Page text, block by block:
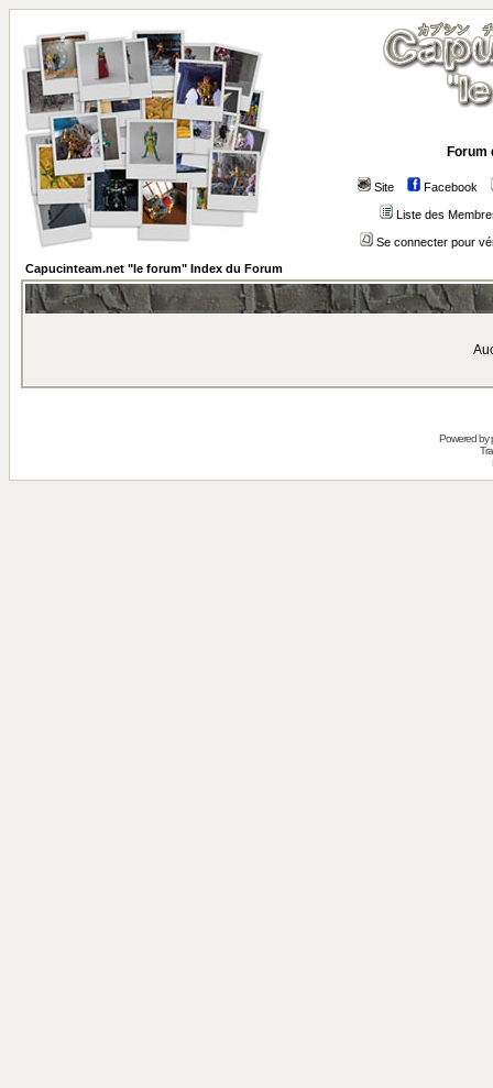
Forum
Site Facebook
Liste des
Se connecter pour
Capucinteam.net "le forum" Index du Forum
Powered by